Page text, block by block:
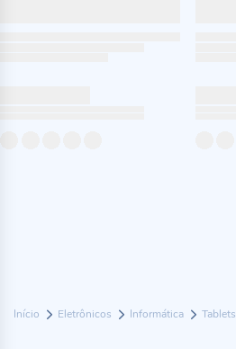
Início Eletrônicos Informática Tablets